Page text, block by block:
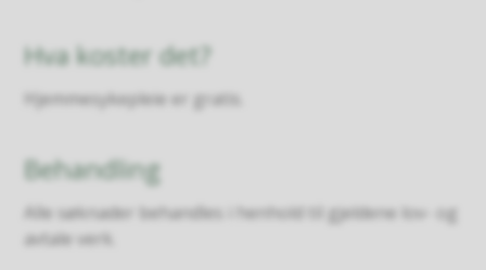
Hva koster det?
Hjemmesykepleie er gratis.
Behandling
Alle søknader behandles i henhold til gjeldene lov- og
avtale verk.